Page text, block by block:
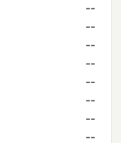
--
--
--
--
--
--
--
--